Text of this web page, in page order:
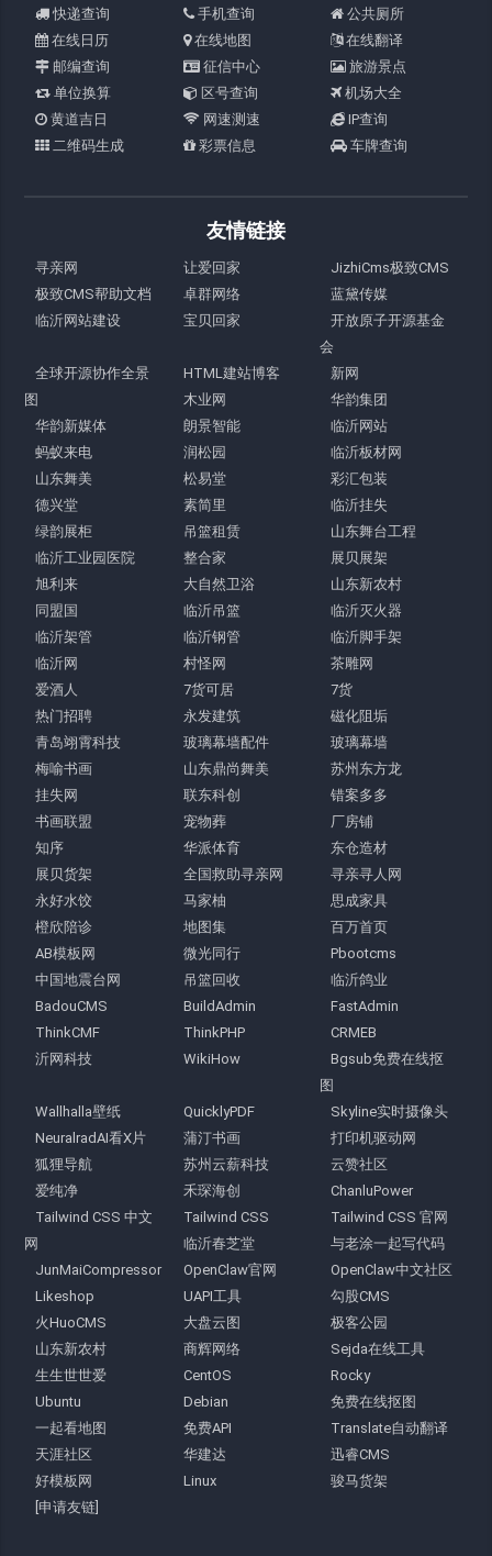
快递查询
手机查询
公共厕所
在线日历
在线地图
在线翻译
邮编查询
征信中心
旅游景点
单位换算
区号查询
机场大全
黄道吉日
网速测速
IP查询
二维码生成
彩票信息 车牌查询
友情链接
寻亲网 让爱回家
JizhiCms极致CMS
极致CMS帮助文档
卓群网络
蓝黛传媒
临沂网站建设
宝贝回家
开放原子开源基金
会
全球开源协作全景
图
HTML建站博客
新网
木业网
华韵集团
华韵新媒体
朗景智能
临沂网站
蚂蚁来电
润松园
临沂板材网
山东舞美
松易堂
彩汇包装
德兴堂
素简里
临沂挂失
绿韵展柜
吊篮租赁
山东舞台工程
临沂工业园医院
整合家
展贝展架
旭利来
大自然卫浴
山东新农村
同盟国
临沂吊篮
临沂灭火器
临沂架管
临沂钢管
临沂脚手架
临沂网
村怪网
茶雕网
爱酒人
7货可居
7货
热门招聘
永发建筑
磁化阻垢
青岛翊霄科技
玻璃幕墙配件
玻璃幕墙
梅喻书画
山东鼎尚舞美
苏州东方龙
挂失网
联东科创
错案多多
书画联盟
宠物葬
厂房铺
知序
华派体育
东仓造材
展贝货架
全国救助寻亲网
寻亲寻人网
永好水饺
马家柚
思成家具
橙欣陪诊
地图集
百万首页
AB模板网
微光同行
Pbootcms
中国地震台网
吊篮回收
临沂鸽业
BadouCMS
BuildAdmin
FastAdmin
ThinkCMF
ThinkPHP
CRMEB
沂网科技
WikiHow
Bgsub免费在线抠
图
Wallhalla壁纸
QuicklyPDF
Skyline实时摄像头
NeuralradAI看X片
蒲汀书画
打印机驱动网
狐狸导航
苏州云薪科技
云赞社区
爱纯净
禾琛海创
ChanluPower
Tailwind CSS 中文
网
Tailwind CSS
Tailwind CSS 官网
临沂春芝堂
与老涂一起写代码
JunMaiCompressor
OpenClaw官网
OpenClaw中文社区
Likeshop
UAPI工具
勾股CMS
火HuoCMS
大盘云图
极客公园
山东新农村
商辉网络
Sejda在线工具
生生世世爱
CentOS
Rocky
Ubuntu
Debian
免费在线抠图
一起看地图
免费API
Translate自动翻译
天涯社区
华建达
迅睿CMS
好模板网
Linux
骏马货架
[申请友链]